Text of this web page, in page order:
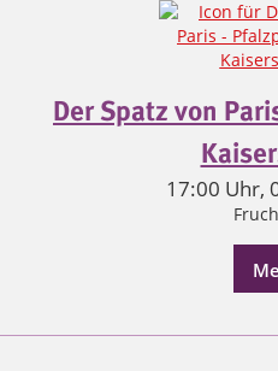
Der Spatz von
17:00 Uhr,